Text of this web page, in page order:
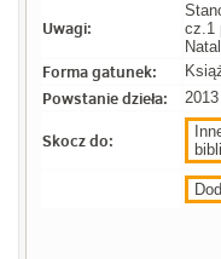
Uwagi:
cz.1
Forma gatunek:
Powstanie dzieła: 2013
Skocz do: